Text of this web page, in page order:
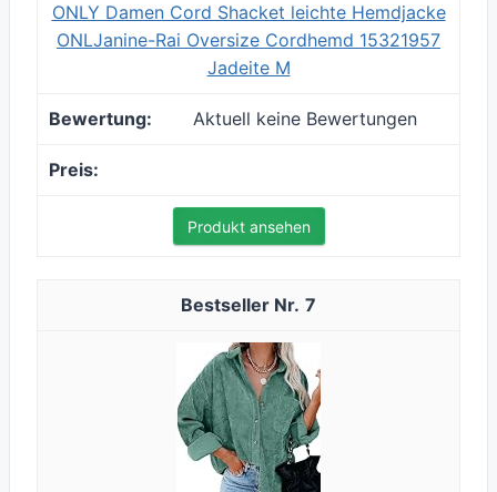
ONLY Damen Cord Shacket leichte Hemdjacke
ONLJanine-Rai Oversize Cordhemd 15321957
Jadeite M
Aktuell keine Bewertungen
Produkt ansehen
7